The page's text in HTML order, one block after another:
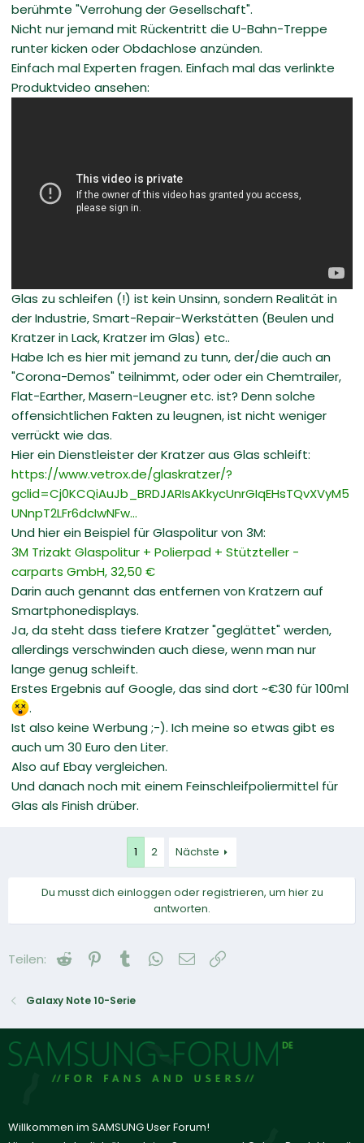
berühmte "Verrohung der Gesellschaft".
Nicht nur jemand mit Rückentritt die U-Bahn-Treppe
runter kicken oder Obdachlose anzünden.
Einfach mal Experten fragen. Einfach mal das verlinkte
Produktvideo ansehen:
Glas zu schleifen (!) ist kein Unsinn, sondern Realität in
der Industrie, Smart-Repair-Werkstätten (Beulen und
Kratzer in Lack, Kratzer im Glas) etc..
Habe Ich es hier mit jemand zu tunn, der/die auch an
"Corona-Demos" teilnimmt, oder oder ein Chemtrailer,
Flat-Earther, Masern-Leugner etc. ist? Denn solche
offensichtlichen Fakten zu leugnen, ist nicht weniger
verrückt wie das.
Hier ein Dienstleister der Kratzer aus Glas schleift:
https://www.vetrox.de/glaskratzer/?
gclid=Cj0KCQiAuJb_BRDJARIsAKkycUnrGIqEHsTQvXVyM5
UNnpT2LFr6dcIwNFw...
Und hier ein Beispiel für Glaspolitur von 3M:
3M Trizakt Glaspolitur + Polierpad + Stützteller -
carparts GmbH, 32,50 €
Darin auch genannt das entfernen von Kratzern auf
Smartphonedisplays.
Ja, da steht dass tiefere Kratzer "geglättet" werden,
allerdings verschwinden auch diese, wenn man nur
lange genug schleift.
Erstes Ergebnis auf Google, das sind dort ~€30 für 100ml
.
Ist also keine Werbung ;-). Ich meine so etwas gibt es
auch um 30 Euro den Liter.
Also auf Ebay vergleichen.
Und danach noch mit einem Feinschleifpoliermittel für
Glas als Finish drüber.
1 2 Nächste
Du musst dich einloggen oder registrieren, um hier zu
antworten.
Teilen: Reddit Pinterest
Tumblr WhatsApp
E-Mail
Galaxy Note 10-Serie
Willkommen im SAMSUNG User Forum!